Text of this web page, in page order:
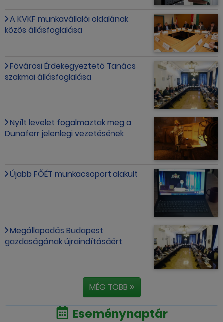
A KVKF munkavállalói oldalának
közös állásfoglalása
Fővárosi Érdekegyeztető Tanács
szakmai állásfoglalása
Nyílt levelet fogalmaztak meg a
Dunaferr jelenlegi vezetésének
Újabb FŐÉT munkacsoport alakult
Megállapodás Budapest
gazdaságának újraindításáért
MÉG TÖBB
Eseménynaptár